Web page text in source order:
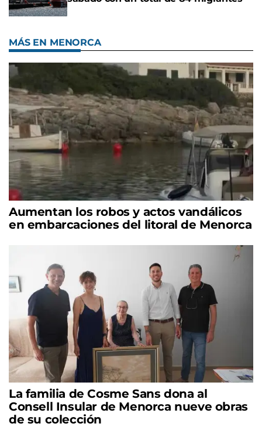
MÁS EN MENORCA
Aumentan los robos y actos vandálicos
en embarcaciones del litoral de Menorca
La familia de Cosme Sans dona al
Consell Insular de Menorca nueve obras
de su colección